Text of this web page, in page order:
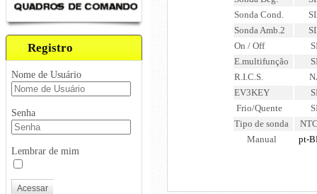
Registro
Nome de Usuário
Senha
Lembrar de mim
Acessar
Sonda Cond.
Sonda Amb.2
On / Off
E.multifunção
R.I.C.S.
EV3KEY
Frio/Quente
Tipo de sonda
Manual
pt-